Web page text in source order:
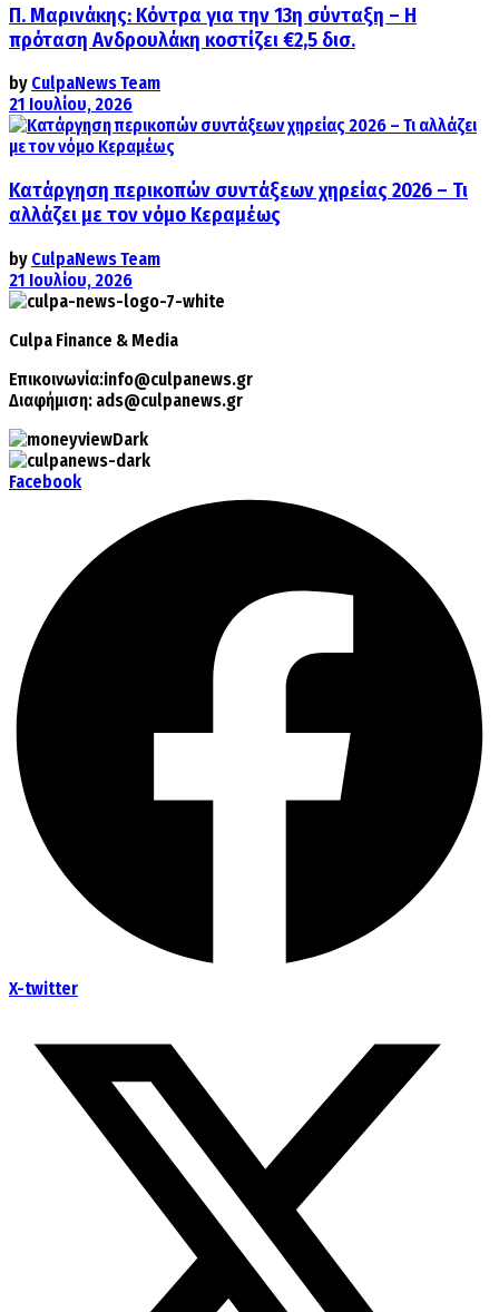
Π. Μαρινάκης: Κόντρα για την 13η σύνταξη – Η
πρόταση Ανδρουλάκη κοστίζει €2,5 δισ.
by CulpaNews Team
21 Ιουλίου, 2026
Κατάργηση περικοπών συντάξεων χηρείας 2026 – Τι
αλλάζει με τον νόμο Κεραμέως
by CulpaNews Team
21 Ιουλίου, 2026
Culpa Finance & Media
Επικοινωνία:info@culpanews.gr
Διαφήμιση: ads@culpanews.gr
Facebook
X-twitter